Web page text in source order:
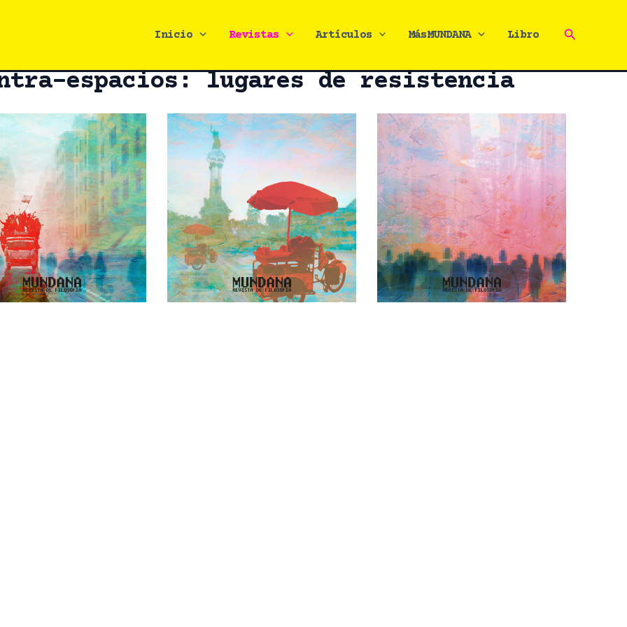
Inicio Revistas Artículos MásMUNDANA Libro Buscar
espacios: lugares de resistencia
26 de marzo de 2025
de contra-
de Henri Lefebvre
Espinosa
Hernández
26 de marzo de 2025
La ciudad y lo urbano:
desde los primeros
abordajes en las Ciencias
Sociales hasta el derecho a
la ciudad – Gabriela Eljuri
Jaramillo
26 de marzo de 2025
La ciudad instagrameable.
Crítica a la estetización
masiva del espacio
habitable – Alicia Martínez